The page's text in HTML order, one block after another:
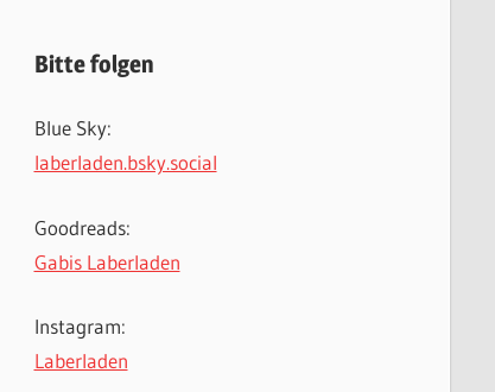
Bitte folgen
Blue Sky:
laberladen.bsky.social
Goodreads:
Gabis Laberladen
Instagram:
Laberladen